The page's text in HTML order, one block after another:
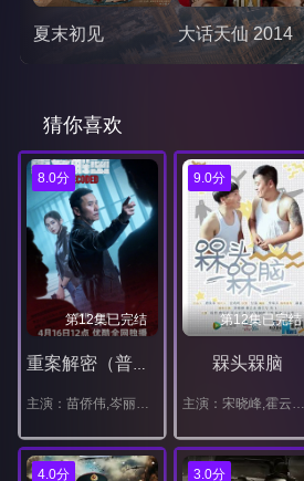
夏末初见 大话天仙 2014
猜你喜欢
8.0分
第12集已完结
9.0分
第12集已完结
槑头槑脑
4.0分 3.0分